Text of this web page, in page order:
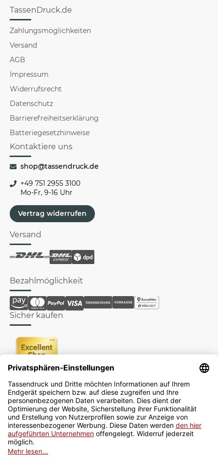
TassenDruck.de
Zahlungsmöglichkeiten
Versand
AGB
Impressum
Widerrufsrecht
Datenschutz
Barrierefreiheitserklärung
Batteriegesetzhinweise
Kontaktiere uns
shop@tassendruck.de
+49 751 2955 3100
Mo-Fr, 9-16 Uhr
Vertrag widerrufen
Versand
Bezahlmöglichkeit
Sicher kaufen
Newsletter